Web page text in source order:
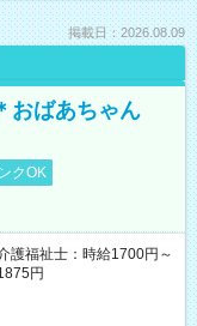
掲載日：2026.08.09
おばあちゃん
クOK
護福祉士：時給1700円～
円